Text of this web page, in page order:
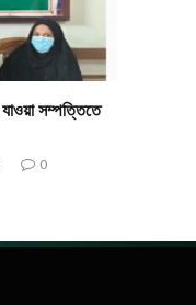
যাওয়া সম্পত্তিতে
0